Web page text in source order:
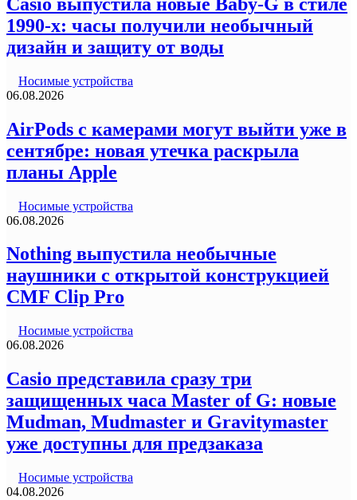
1990-х: часы получили необычный
дизайн и защиту от воды
Носимые устройства
06.08.2026
AirPods с камерами могут выйти уже в
сентябре: новая утечка раскрыла
планы Apple
Носимые устройства
06.08.2026
Nothing выпустила необычные
наушники с открытой конструкцией
CMF Clip Pro
Носимые устройства
06.08.2026
Casio представила сразу три
защищенных часа Master of G: новые
Mudman, Mudmaster и Gravitymaster
уже доступны для предзаказа
Носимые устройства
04.08.2026